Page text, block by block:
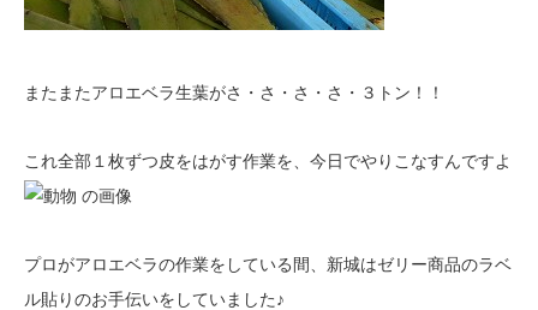
またまたアロエベラ生葉がさ・さ・さ・さ・３トン！！
これ全部１枚ずつ皮をはがす作業を、今日でやりこなすんですよ
プロがアロエベラの作業をしている間、新城はゼリー商品のラベ
ル貼りのお手伝いをしていました♪